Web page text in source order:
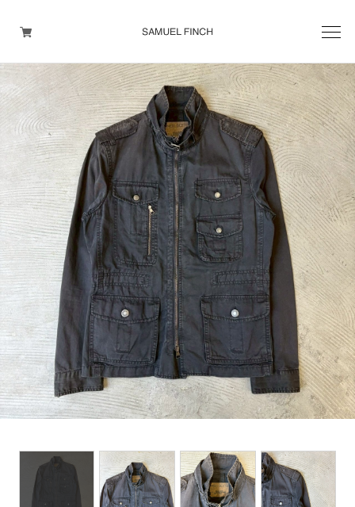
Men's
Maison Martin Margiela
Helmut Lang
Yohji Yamamoto
Other brands
TOPS
OUTER WEAR
BOTTOMS
DESIGNERS ARCHIVES